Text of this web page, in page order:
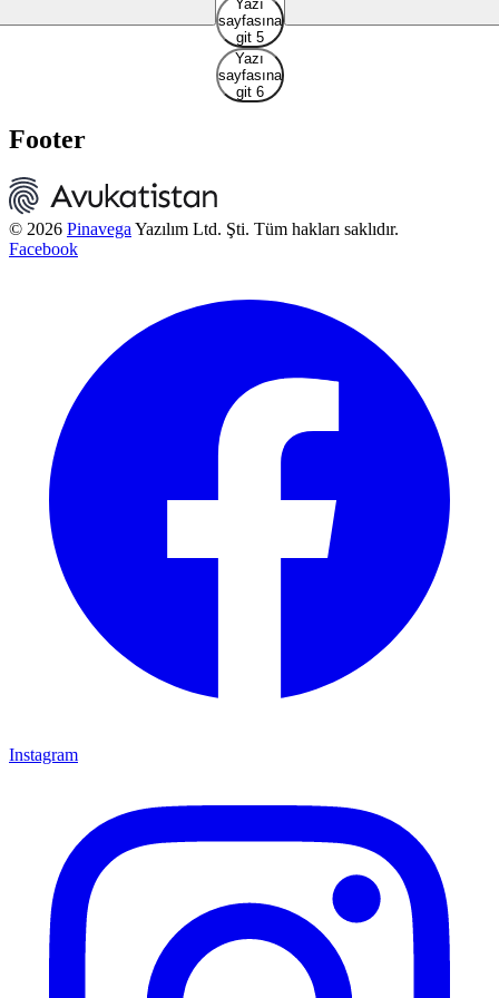
Yazı
sayfasına
git 5
Yazı
sayfasına
git 6
Footer
© 2026 Pinavega Yazılım Ltd. Şti. Tüm hakları saklıdır.
Facebook
Instagram